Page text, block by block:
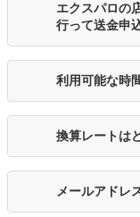
エクスパロの
行って送金申
利用可能な時
換算レートは
メールアドレ